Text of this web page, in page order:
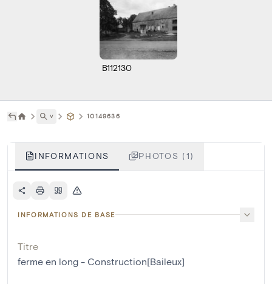
B112130
˅ 10149636
INFORMATIONS PHOTOS (1)
INFORMATIONS DE BASE
Titre
ferme en long - Construction[Baileux]